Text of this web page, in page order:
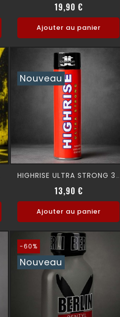
19,90 €Prix
Ajouter au panier
Nouveau
HIGHRISE ULTRA STRONG 30 Ml
13,90 €Prix
Ajouter au panier
-60%
Nouveau